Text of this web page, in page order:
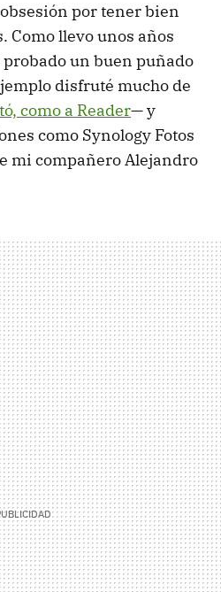
por tener bien
Como llevo unos años
un buen puñado
disfruté mucho de
como a Reader— y
como Synology Fotos
mi compañero Alejandro